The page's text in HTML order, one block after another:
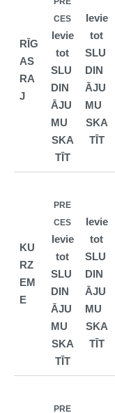
RĪG
AS
RA
J
CES
Ievie
tot
SLU
DIN
ĀJU
MU
SKA
TĪT
Ievie
tot
SLU
DIN
ĀJU
MU
SKA
TĪT
KU
RZ
EM
E
PRE
CES
Ievie
tot
SLU
DIN
ĀJU
MU
SKA
TĪT
Ievie
tot
SLU
DIN
ĀJU
MU
SKA
TĪT
PRE